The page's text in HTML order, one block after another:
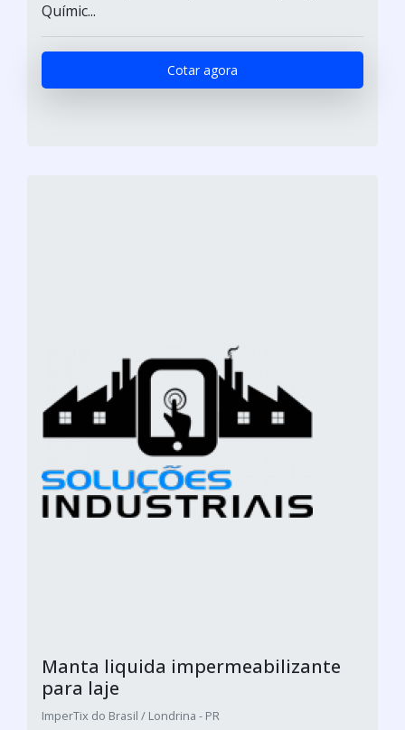
Químic...
Cotar agora
Manta liquida impermeabilizante
para laje
ImperTix do Brasil / Londrina - PR